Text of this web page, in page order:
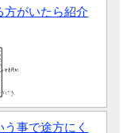
方がいたら紹介
事で途方にく